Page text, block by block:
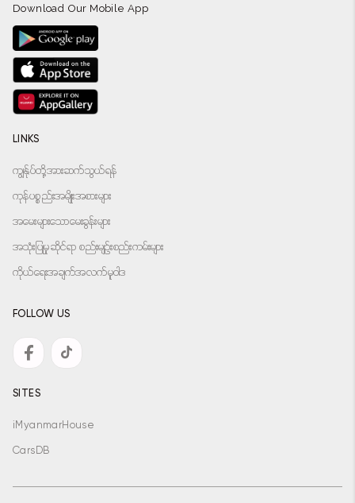
Download Our Mobile App
LINKS
ကျွန်ုပ်တို့အားဆက်သွယ်ရန်
ကုန်ပစ္စည်းအမျိုးအစားများ
အမေးများသောမေးခွန်းများ
အသုံးပြုမှုဆိုင်ရာ စည်းမျဉ်းစည်းကမ်းများ
ကိုယ်ရေးအချက်အလက်မူဝါဒ
FOLLOW US
SITES
iMyanmarHouse
CarsDB